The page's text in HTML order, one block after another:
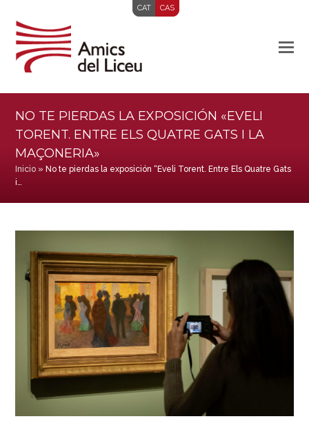
CAT CAS
NO TE PIERDAS LA EXPOSICIÓN «EVELI
TORENT. ENTRE ELS QUATRE GATS I LA
MAÇONERIA»
Inicio » No te pierdas la exposición “Eveli Torent. Entre Els Quatre Gats
i…